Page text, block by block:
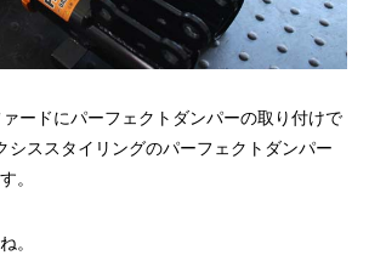
ードにパーフェクトダンパーの取り付けで
シススタイリングのパーフェクトダンパー
。
。